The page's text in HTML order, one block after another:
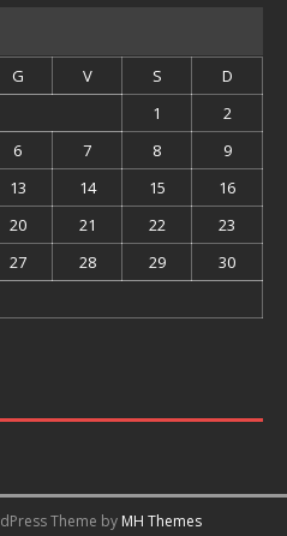
G V S
D
1
2
6 7 8
9
13 14 15
16
20 21 22
23
27 28 29
30
Theme by MH Themes